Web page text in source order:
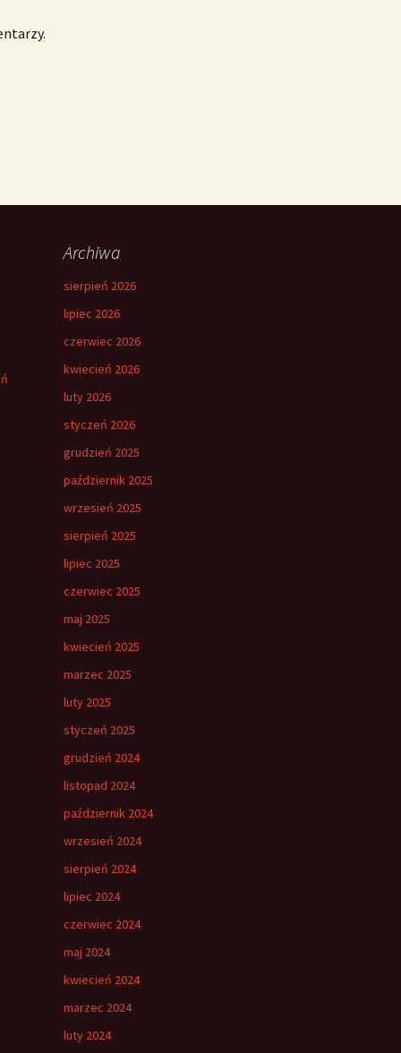
Archiwa
sierpień 2026
lipiec 2026
czerwiec 2026
kwiecień 2026
luty 2026
styczeń 2026
grudzień 2025
październik 2025
wrzesień 2025
sierpień 2025
lipiec 2025
czerwiec 2025
maj 2025
kwiecień 2025
marzec 2025
luty 2025
styczeń 2025
grudzień 2024
listopad 2024
październik 2024
wrzesień 2024
sierpień 2024
lipiec 2024
czerwiec 2024
maj 2024
kwiecień 2024
marzec 2024
luty 2024